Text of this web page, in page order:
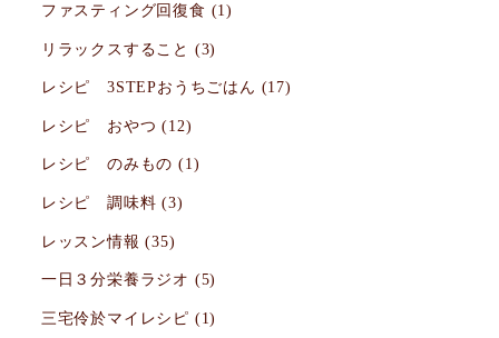
ファスティング回復食 (1)
リラックスすること (3)
レシピ 3STEPおうちごはん (17)
レシピ おやつ (12)
レシピ のみもの (1)
レシピ 調味料 (3)
レッスン情報 (35)
一日３分栄養ラジオ (5)
三宅伶於マイレシピ (1)